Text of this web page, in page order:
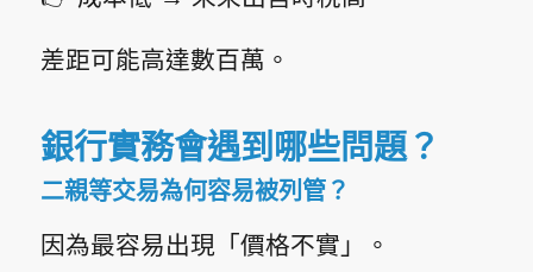
差距可能高達數百萬。
銀行實務會遇到哪些問題？
二親等交易為何容易被列管？
因為最容易出現「價格不實」。